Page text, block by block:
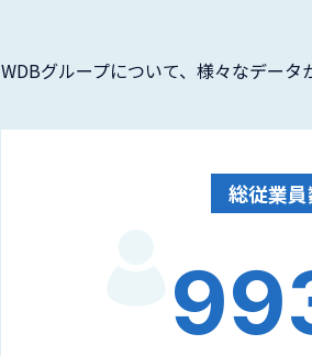
WDBグループについて、様々なデータ
総従業